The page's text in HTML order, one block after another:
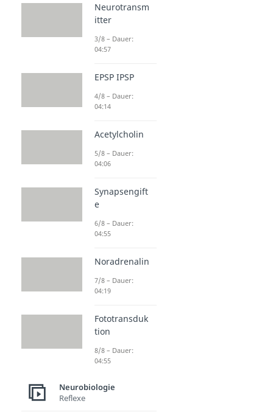
Neurotransm
itter
3/8 – Dauer:
04:57
EPSP IPSP
4/8 – Dauer:
04:14
Acetylcholin
5/8 – Dauer:
04:06
Synapsengift
e
6/8 – Dauer:
04:55
Noradrenalin
7/8 – Dauer:
04:19
Fototransduk
tion
8/8 – Dauer:
04:55
Neurobiologie
Reflexe